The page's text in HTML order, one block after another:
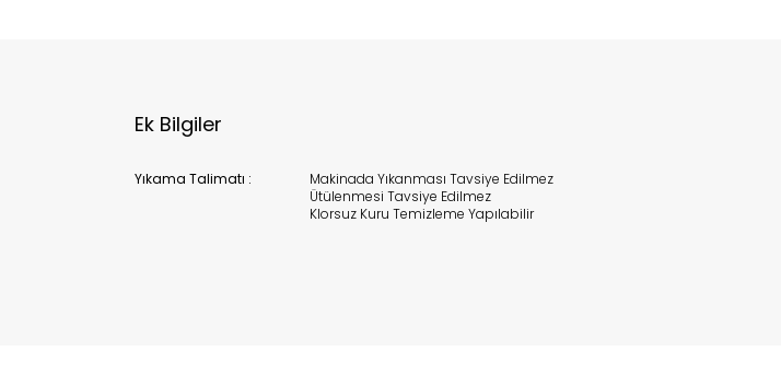
Ek Bilgiler
Yıkama Talimatı :
Makinada Yıkanması Tavsiye Edilmez
Ütülenmesi Tavsiye Edilmez
Klorsuz Kuru Temizleme Yapılabilir